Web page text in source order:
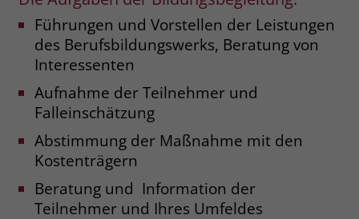
Führungen und Vorstellen der Leistungen
des Berufsbildungswerks, Beratung von
Interessenten
Aufnahme der Teilnehmer und
Falleinschätzung
Abstimmung der Maßnahme mit den
Kostenträgern
Beratung und Information der
Teilnehmer und Ihres Umfeldes
Anbieter Google Ads
Laufzeit 90 Tage
Zweck
Dieses Cookie wird gesetzt, wenn ein
User über einen Klick auf eine Google
Werbeanzeige auf die Website gelangt.
welche Werbeanzeige geklickt wurde,
sodass erzielte Erfolge wie z.B.
Bestellungen oder Kontaktanfragen der
Anzeige zugewiesen werden können.